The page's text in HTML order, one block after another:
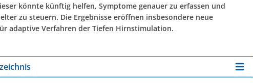
könnte künftig helfen, Symptome genauer zu erfassen und
zu steuern. Die Ergebnisse eröffnen insbesondere neue
adaptive Verfahren der Tiefen Hirnstimulation.